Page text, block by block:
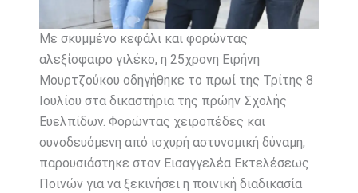
Με σκυμμένο κεφάλι και φορώντας
αλεξίσφαιρο γιλέκο, η 25χρονη Ειρήνη
Μουρτζούκου οδηγήθηκε το πρωί της Τρίτης 8
Ιουλίου στα δικαστήρια της πρώην Σχολής
Ευελπίδων. Φορώντας χειροπέδες και
συνοδευόμενη από ισχυρή αστυνομική δύναμη,
παρουσιάστηκε στον Εισαγγελέα Εκτελέσεως
Ποινών για να ξεκινήσει η ποινική διαδικασία